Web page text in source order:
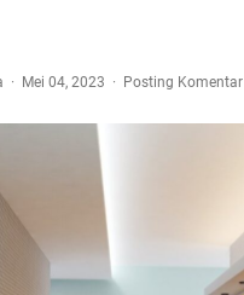
Mei 04, 2023 Posting Komentar